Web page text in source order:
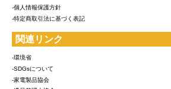
-個人情報保護方針
-特定商取引法に基づく表記
関連リンク
-環境省
-SDGsについて
-家電製品協会